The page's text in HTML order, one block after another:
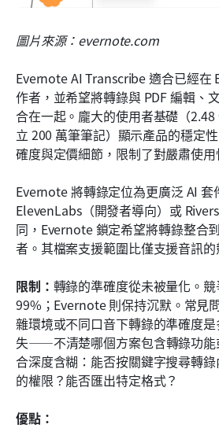
圖片來源：evernote.com
Evernote AI Transcribe 適合已經在
作者，並希望將轉錄與 PDF 編輯、
合在一起。龐大的使用者基礎（
立 200 萬筆筆記）顯示產品的穩定
確度與定價細節，限制了對嚴肅使用
Evernote 將轉錄定位為更廣泛 AI
ElevenLabs（開發者導向）或
同，Evernote 鎖定希望將轉錄整合
者。其檔案支援範圍比僅支援音訊的
限制： 轉錄的準確度從未被量化。
99%；Evernote 則保持沉默。常見
雜環境或不同口音下轉錄的準確度
失——不清楚哪個方案包含轉錄功能
合深度含糊：能否按關鍵字搜尋轉
的權限？能否匯出特定格式？
優點：